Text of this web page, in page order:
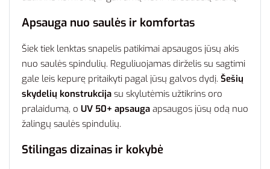
Apsauga nuo saulės ir komfortas
Šiek tiek lenktas snapelis patikimai apsaugos jūsų akis
nuo saulės spindulių. Reguliuojamas dirželis su sagtimi
gale leis kepurę pritaikyti pagal jūsų galvos dydį. Šešių
skydelių konstrukcija su skylutėmis užtikrins oro
pralaidumą, o UV 50+ apsauga apsaugos jūsų odą nuo
žalingų saulės spindulių.
Stilingas dizainas ir kokybė